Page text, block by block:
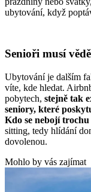
ubytování, když
Senioři musí
Ubytování je dalším
víte, kde hledat.
pobytech, stejně tak
seniory, které
Kdo se nebojí
sitting, tedy hlídání
dovolenou.
Mohlo by vás zajímat